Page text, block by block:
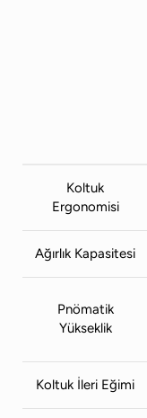
Koltuk
Ergonomisi
Ağırlık Kapasitesi
Pnömatik
Yükseklik
Koltuk İleri Eğimi